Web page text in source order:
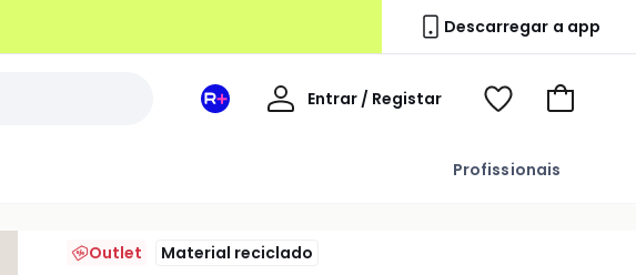
Descarregar a app
Profissionais
Espaço
Entrar / Registar
Voir
Ir
carrinho
Outlet Material reciclado